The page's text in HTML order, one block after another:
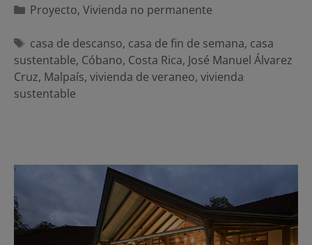
Categorías
Proyecto, Vivienda no permanente
Etiquetas
casa de descanso, casa de fin de semana, casa
sustentable, Cóbano, Costa Rica, José Manuel Álvarez
Cruz, Malpaís, vivienda de veraneo, vivienda
sustentable